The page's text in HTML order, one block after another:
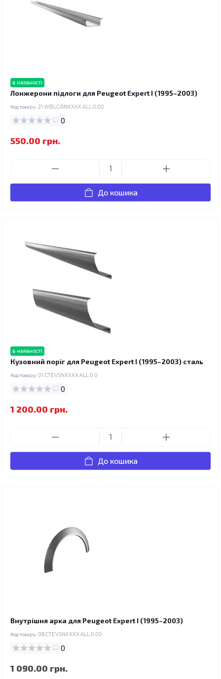
в наявності
Лонжерони підлоги для Peugeot Expert I (1995–2003)
Код товару: 21.WBLGRNXXXX.ALL.0.00
0
550.00 грн.
До кошика
в наявності
Кузовний поріг для Peugeot Expert I (1995–2003) сталь
Код товару: 01.CTEVSNXXXX.ALL.0.0
0
1 200.00 грн.
До кошика
Внутрішня арка для Peugeot Expert I (1995–2003)
Код товару: 08.CTEVSNXXXX.ALL.0.00
0
1 090.00 грн.